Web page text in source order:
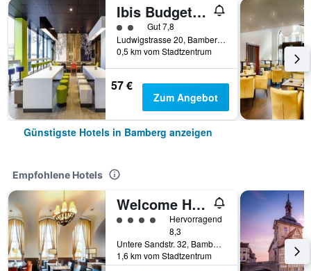
Ibis Budget Bamberg
Bewertungskategorie 2
Gut 7,8
Ludwigstrasse 20, Bamberg, Bayern, Deutschland
0,5 km vom Stadtzentrum
57 €
Zum Angebot
Günstigste Hotels in Bamberg anzeigen
Empfohlene Hotels
Welcome Hotel Residenzschloss Bamberg
Bewertungskategorie 4
Hervorragend
8,3
Untere Sandstr. 32, Bamberg, Bayern, Deutschland
1,6 km vom Stadtzentrum